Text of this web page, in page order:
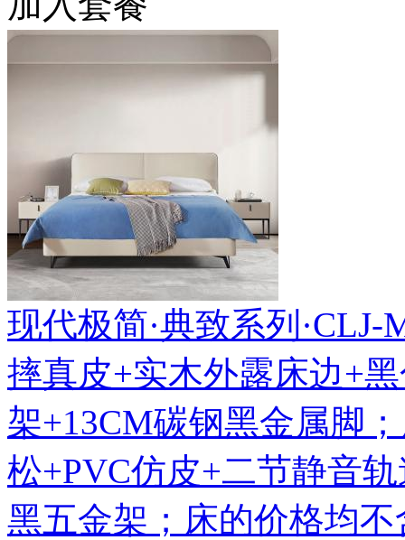
现代极简·典致系列·CLJ-
摔真皮+实木外露床边+
架+13CM碳钢黑金属脚
松+PVC仿皮+二节静音
黑五金架；床的价格均